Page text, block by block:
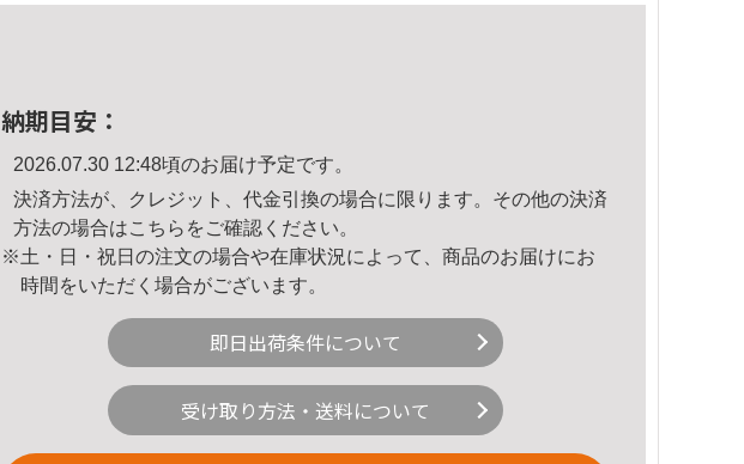
納期目安：
2026.07.30 12:48頃のお届け予定です。
決済方法が、クレジット、代金引換の場合に限ります。その他の決済
方法の場合はこちら をご確認ください。
※土・日・祝日の注文の場合や在庫状況によって、商品のお届けにお
時間をいただく場合がございます。
即日出荷条件について
受け取り方法・送料について